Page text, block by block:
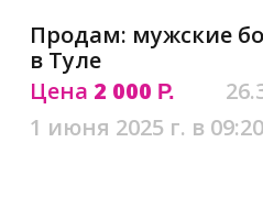
Продам: мужские
в Туле
Цена 2 000 Р.
1 июня 2025 г. в 09:20